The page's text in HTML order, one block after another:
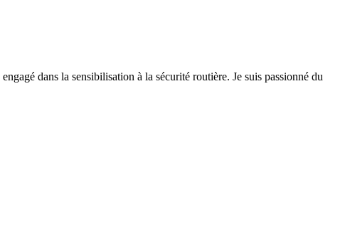
dans la sensibilisation à la sécurité routière. Je suis passionné du